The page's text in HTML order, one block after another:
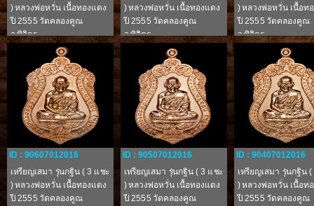
) หลวงพ่อหวั่น เนื้อทองแดง
ปี 2555 วัดคลองคูณ
จ.พิจิตร
) หลวงพ่อหวั่น เนื้อทองแดง
ปี 2555 วัดคลองคูณ
จ.พิจิตร
) หลวงพ่อหวั่น เนื้อท
ปี 2555 วัดคลองคูณ
จ.พิจิตร
ID : 90607012016
เหรียญเสมา รุ่นกฐิน ( 3 แชะ
) หลวงพ่อหวั่น เนื้อทองแดง
ปี 2555 วัดคลองคูณ
ID : 90507012016
เหรียญเสมา รุ่นกฐิน ( 3 แชะ
) หลวงพ่อหวั่น เนื้อทองแดง
ปี 2555 วัดคลองคูณ
ID : 90407012016
เหรียญเสมา รุ่นกฐิน
) หลวงพ่อหวั่น เนื้อท
ปี 2555 วัดคลองคูณ